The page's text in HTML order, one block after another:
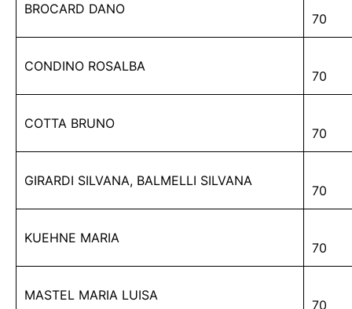
BROCARD DANO
70
CONDINO ROSALBA
70
COTTA BRUNO
70
GIRARDI SILVANA, BALMELLI SILVANA
70
KUEHNE MARIA
70
MASTEL MARIA LUISA
70